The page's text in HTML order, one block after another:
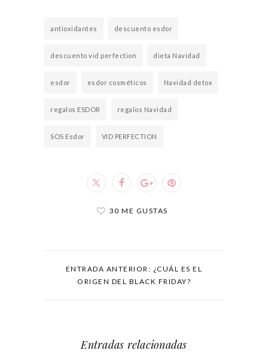
antioxidantes descuento esdor
descuento vid perfection dieta Navidad
esdor esdor cosméticos Navidad detox
regalos ESDOR regalos Navidad
SOS Esdor VID PERFECTION
30 ME GUSTAS
ENTRADA ANTERIOR: ¿CUÁL ES EL
ORIGEN DEL BLACK FRIDAY?
Entradas relacionadas